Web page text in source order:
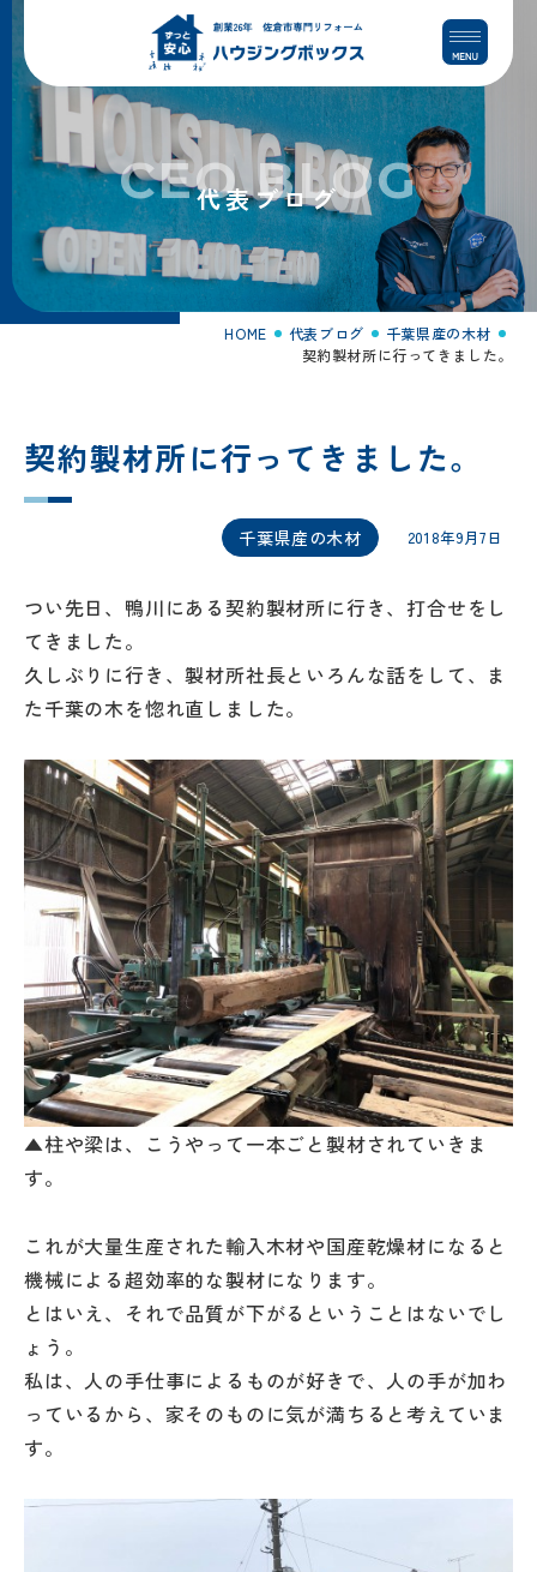
コ
テ
ン
ス
ナ
ゲ
ー
ン
代表ブログ
CEO BLOG
HOME 代表ブログ
千葉県産の木材
契約製材所に行ってきました。
契約製材所に行ってきました。
千葉県産の木材 2018年9月7日
つい先日、鴨川にある契約製材所に行き、打合せをし
てきました。
久しぶりに行き、製材所社長といろんな話をして、ま
た千葉の木を惚れ直しました。
▲柱や梁は、こうやって一本ごと製材されていきま
す。
これが大量生産された輸入木材や国産乾燥材になると
機械による超効率的な製材になります。
とはいえ、それで品質が下がるということはないでし
ょう。
私は、人の手仕事によるものが好きで、人の手が加わ
っているから、家そのものに気が満ちると考えていま
す。